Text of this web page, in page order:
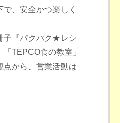
、安全かつ楽しく
子『パクパク★レシ
TEPCO食の教室」
点から、営業活動は